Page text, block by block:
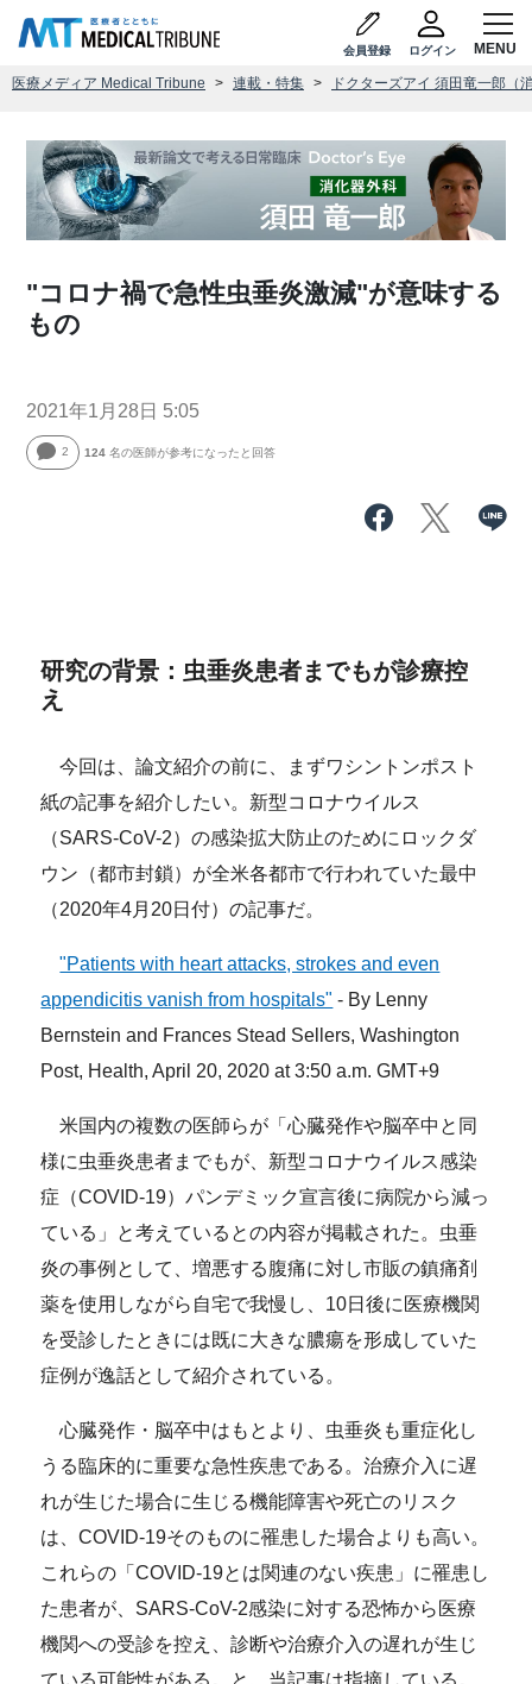
会員登録 ログイン
医療メディア Medical Tribune 連載・特集 ドクターズアイ 須田竜一郎（
"コロナ禍で急性虫垂炎激減"が意味する
もの
2021年1月28日 5:05
2 124 名の医師が参考になったと回答
研究の背景：虫垂炎患者までもが診療控
え
今回は、論文紹介の前に、まずワシントンポスト
紙の記事を紹介したい。新型コロナウイルス
（SARS-CoV-2）の感染拡大防止のためにロックダ
ウン（都市封鎖）が全米各都市で行われていた最中
（2020年4月20日付）の記事だ。
"Patients with heart attacks, strokes and even
appendicitis vanish from hospitals" - By Lenny
Bernstein and Frances Stead Sellers, Washington
Post, Health, April 20, 2020 at 3:50 a.m. GMT+9
米国内の複数の医師らが「心臓発作や脳卒中と同
様に虫垂炎患者までもが、新型コロナウイルス感染
症（COVID-19）パンデミック宣言後に病院から減っ
ている」と考えているとの内容が掲載された。虫垂
炎の事例として、増悪する腹痛に対し市販の鎮痛剤
薬を使用しながら自宅で我慢し、10日後に医療機関
を受診したときには既に大きな膿瘍を形成していた
症例が逸話として紹介されている。
心臓発作・脳卒中はもとより、虫垂炎も重症化し
うる臨床的に重要な急性疾患である。治療介入に遅
れが生じた場合に生じる機能障害や死亡のリスク
は、COVID-19そのものに罹患した場合よりも高い。
これらの「COVID-19とは関連のない疾患」に罹患し
た患者が、SARS-CoV-2感染に対する恐怖から医療
機関への受診を控え、診断や治療介入の遅れが生じ
ている可能性がある。と、当記事は指摘している。